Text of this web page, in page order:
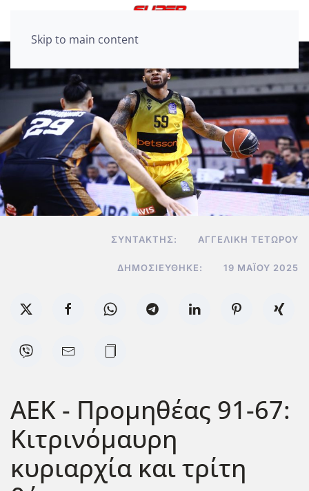
Skip to main content
ΣΥΝΤΆΚΤΗΣ: ΑΓΓΕΛΙΚΉ ΤΕΤΏΡΟΥ
ΔΗΜΟΣΙΕΎΘΗΚΕ: 19 ΜΑΪ́ΟΥ 2025
ΑΕΚ - Προμηθέας 91-67:
Κιτρινόμαυρη
κυριαρχία και τρίτη